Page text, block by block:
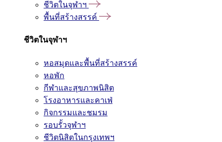
ชีวิตในจุฬาฯ
พื้นที่สร้างสรรค์
ชีวิตในจุฬาฯ
หอสมุดและพื้นที่สร้างสรรค์
หอพัก
กีฬาและสุขภาพนิสิต
โรงอาหารและคาเฟ่
กิจกรรมและชมรม
รอบรั้วจุฬาฯ
ชีวิตนิสิตในกรุงเทพฯ